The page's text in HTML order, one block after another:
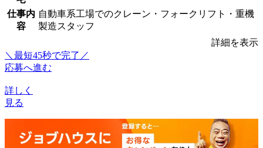
仕事内
容
自動車系工場でのクレーン・フォークリフト・重機
製造スタッフ
詳細を表示
＼最短45秒で完了／
応募へ進む
詳しく
見る